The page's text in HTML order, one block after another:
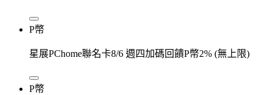
P幣
星展PChome聯名卡8/6 週四加碼回饋P幣2% (無上限)
P幣